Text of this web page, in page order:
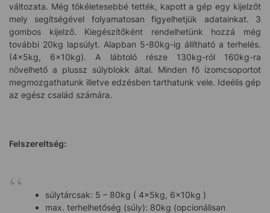
változata. Még tökéletesebbé tették, kapott a gép egy kijelzőt
mely segítségével folyamatosan figyelhetjük adatainkat. 3
gombos kijelző. Kiegészítőként rendelhetünk hozzá még
további 20kg lapsúlyt. Alapban 5-80kg-ig állítható a terhelés.
(4x5kg, 6x10kg). A lábtoló része 130kg-ról 160kg-ra
növelhető a plussz súlyblokk által. Minden fő izomcsoportot
megmozgathatunk illetve edzésben tarthatunk vele. Ideélis gép
az egész család számára.
Felszereltség:
súlytárcsak: 5 – 80kg ( 4x5kg, 6x10kg )
max. terhelhetőség (súly): 80kg (opcionálisan